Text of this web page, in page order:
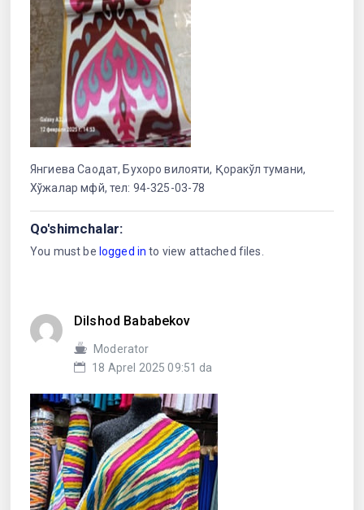
Янгиева Саодат, Бухоро вилояти, Қоракўл тумани,
Хўжалар мфй, тел: 94-325-03-78
Qo'shimchalar:
You must be logged in to view attached files.
Dilshod Bababekov
Moderator
18 Aprel 2025 09:51 da